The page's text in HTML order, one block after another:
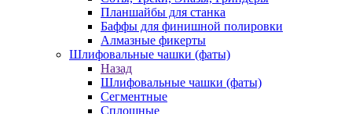
Планшайбы для станка
Баффы для финишной полировки
Алмазные фикерты
Шлифовальные чашки (фаты)
Назад
Шлифовальные чашки (фаты)
Сегментные
Сплошные